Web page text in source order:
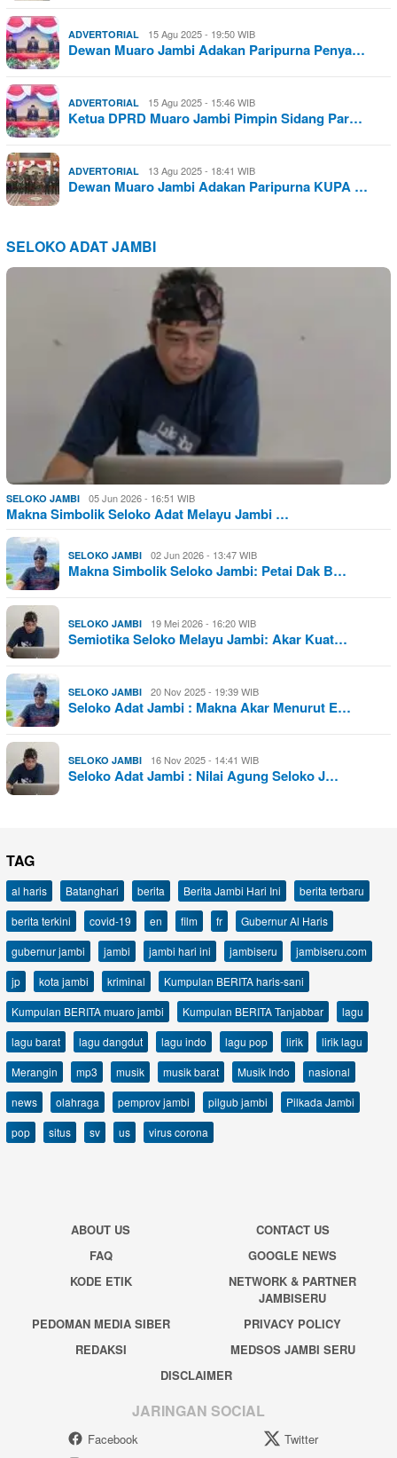
ADVERTORIAL 15 Agu 2025 - 19:50 WIB
Dewan Muaro Jambi Adakan Paripurna Penya…
ADVERTORIAL 15 Agu 2025 - 15:46 WIB
Ketua DPRD Muaro Jambi Pimpin Sidang Par…
ADVERTORIAL 13 Agu 2025 - 18:41 WIB
Dewan Muaro Jambi Adakan Paripurna KUPA …
SELOKO ADAT JAMBI
SELOKO JAMBI 05 Jun 2026 - 16:51 WIB
Makna Simbolik Seloko Adat Melayu Jambi …
SELOKO JAMBI 02 Jun 2026 - 13:47 WIB
Makna Simbolik Seloko Jambi: Petai Dak B…
SELOKO JAMBI 19 Mei 2026 - 16:20 WIB
Semiotika Seloko Melayu Jambi: Akar Kuat…
SELOKO JAMBI 20 Nov 2025 - 19:39 WIB
Seloko Adat Jambi : Makna Akar Menurut E…
SELOKO JAMBI 16 Nov 2025 - 14:41 WIB
Seloko Adat Jambi : Nilai Agung Seloko J…
TAG
al haris Batanghari berita Berita Jambi Hari Ini
berita terbaru
berita terkini
covid-19 en film fr
Gubernur Al Haris
gubernur jambi
jambi jambi hari ini jambiseru
jambiseru.com
jp
kota jambi kriminal
Kumpulan BERITA haris-sani
Kumpulan BERITA muaro jambi
Kumpulan BERITA Tanjabbar
lagu
lagu barat
lagu dangdut lagu indo lagu pop lirik
lirik lagu
Merangin
mp3 musik musik barat Musik Indo
nasional
news
olahraga pemprov jambi pilgub jambi
Pilkada Jambi
pop
situs sv us virus corona
ABOUT US
CONTACT US
FAQ
GOOGLE NEWS
KODE ETIK
NETWORK & PARTNER
JAMBISERU
PEDOMAN MEDIA SIBER
PRIVACY POLICY
REDAKSI
MEDSOS JAMBI SERU
DISCLAIMER
JARINGAN SOCIAL
Facebook
Twitter